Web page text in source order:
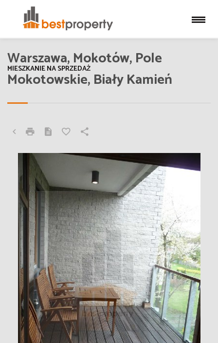
Warszawa, Mokotów, Pole
Mokotowskie, Biały Kamień
MIESZKANIE NA SPRZEDAŻ